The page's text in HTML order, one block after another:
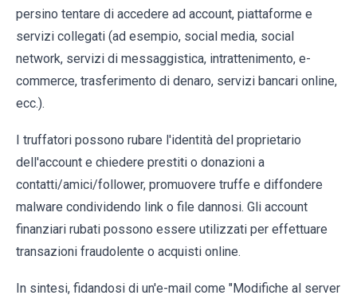
persino tentare di accedere ad account, piattaforme e
servizi collegati (ad esempio, social media, social
network, servizi di messaggistica, intrattenimento, e-
commerce, trasferimento di denaro, servizi bancari online,
ecc.).
I truffatori possono rubare l'identità del proprietario
dell'account e chiedere prestiti o donazioni a
contatti/amici/follower, promuovere truffe e diffondere
malware condividendo link o file dannosi. Gli account
finanziari rubati possono essere utilizzati per effettuare
transazioni fraudolente o acquisti online.
In sintesi, fidandosi di un'e-mail come "Modifiche al server